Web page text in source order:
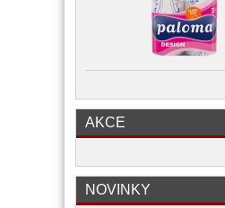
AKCE
NOVINKY